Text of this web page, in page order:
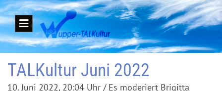
TALKultur Juni 2022
10. Juni 2022, 20:04 Uhr / Es moderiert Brigitta